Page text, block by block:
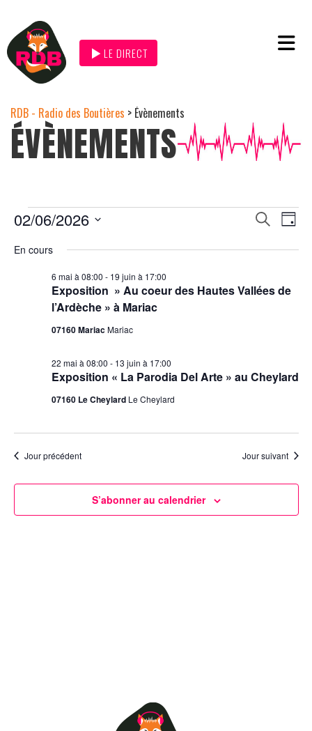
LE DIRECT
RDB - Radio des Boutières > Évènements
ÉVÈNEMENTS
vues
Recherche
de
Jour
02/06/2026
une
En cours
Exposition » Au coeur des Hautes Vallées de
l’Ardèche » à Mariac
6 mai à 08:00 - 19 juin à 17:00
07160 MariacMariac
Exposition « La Parodia Del Arte » au Cheylard
22 mai à 08:00 - 13 juin à 17:00
07160 Le Cheylard Le Cheylard
Jour précédent Jour suivant
S’abonner au calendrier